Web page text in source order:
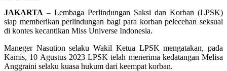
JAKARTA – Lembaga Perlindungan Saksi dan Korban (LPSK)
siap memberikan perlindungan bagi para korban pelecehan seksual
di kontes kecantikan Miss Universe Indonesia.
Maneger Nasution selaku Wakil Ketua LPSK mengatakan, pada
Kamis, 10 Agustus 2023 LPSK telah menerima kedatangan Melisa
Anggraini selaku kuasa hukum dari keempat korban.